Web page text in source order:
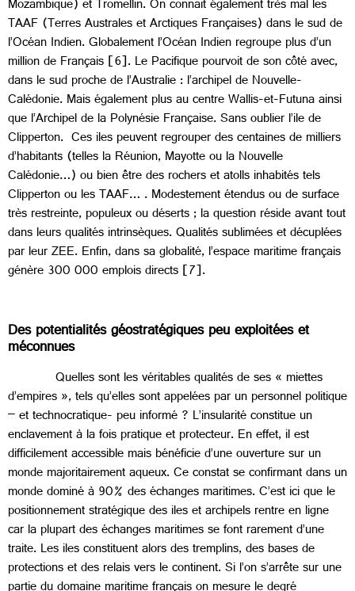
Mozambique) et Tromellin. On connait également très mal les
TAAF (Terres Australes et Arctiques Françaises) dans le sud de
l’Océan Indien. Globalement l’Océan Indien regroupe plus d’un
million de Français [6]. Le Pacifique pourvoit de son côté avec,
dans le sud proche de l’Australie : l’archipel de Nouvelle-
Calédonie. Mais également plus au centre Wallis-et-Futuna ainsi
que l’Archipel de la Polynésie Française. Sans oublier l’ile de
Clipperton. Ces iles peuvent regrouper des centaines de milliers
d’habitants (telles la Réunion, Mayotte ou la Nouvelle
Calédonie…) ou bien être des rochers et atolls inhabités tels
Clipperton ou les TAAF… . Modestement étendus ou de surface
très restreinte, populeux ou déserts ; la question réside avant tout
dans leurs qualités intrinsèques. Qualités sublimées et décuplées
par leur ZEE. Enfin, dans sa globalité, l’espace maritime français
génère 300 000 emplois directs [7].
Des potentialités géostratégiques peu exploitées et
méconnues
Quelles sont les véritables qualités de ses « miettes
d’empires », tels qu’elles sont appelées par un personnel politique
– et technocratique- peu informé ? L’insularité constitue un
enclavement à la fois pratique et protecteur. En effet, il est
difficilement accessible mais bénéficie d’une ouverture sur un
monde majoritairement aqueux. Ce constat se confirmant dans un
monde dominé à 90% des échanges maritimes. C’est ici que le
positionnement stratégique des iles et archipels rentre en ligne
car la plupart des échanges maritimes se font rarement d’une
traite. Les iles constituent alors des tremplins, des bases de
protections et des relais vers le continent. Si l’on s’arrête sur une